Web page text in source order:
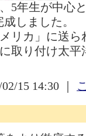
5年生が中心
しました。
リカ」に送
取り付け太平
15 14:30 ｜